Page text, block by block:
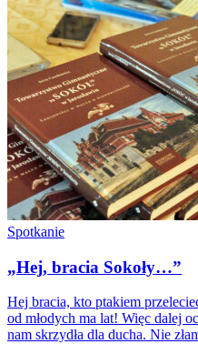
Spotkanie
„Hej, bracia Sokoły…”
Hej bracia, kto ptakiem
od młodych ma lat! Więc dalej
nam skrzydła dla ducha. Nie